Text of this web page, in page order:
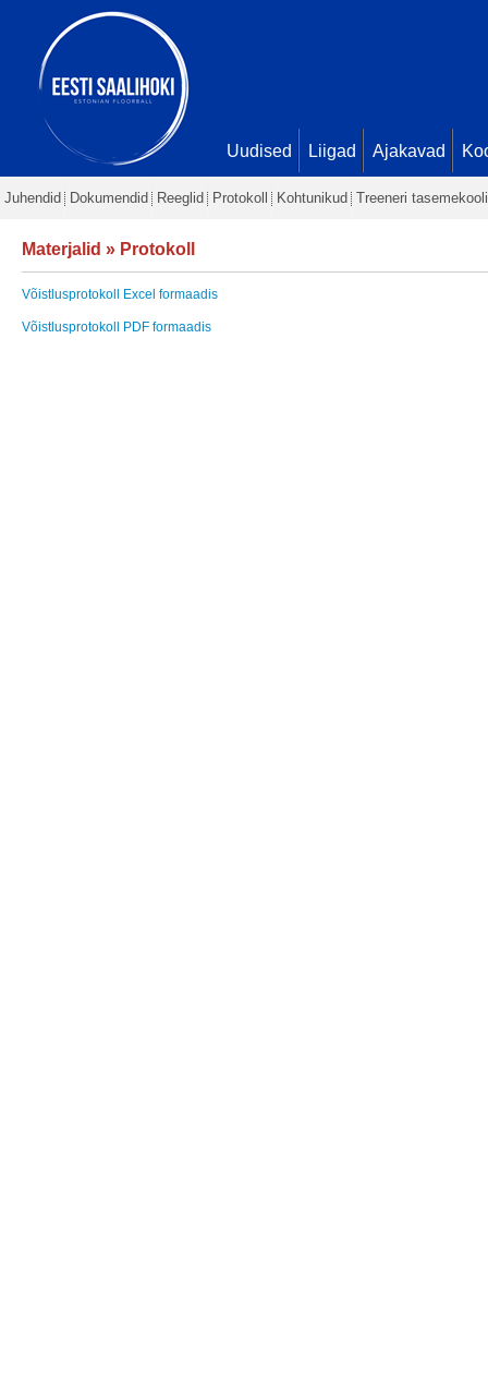
Uudised Liigad Ajakavad
Juhendid Dokumendid Reeglid Protokoll Kohtunikud Treeneri
Materjalid » Protokoll
Võistlusprotokoll Excel formaadis
Võistlusprotokoll PDF formaadis